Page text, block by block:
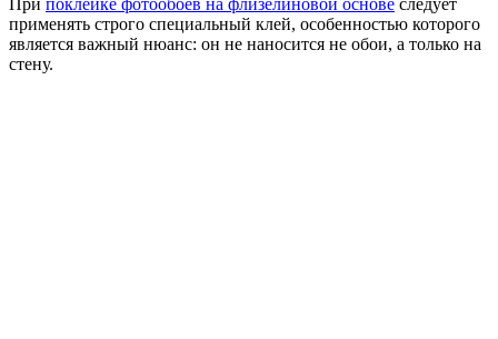
При поклейке фотообоев на флизелиновой основе следует
применять строго специальный клей, особенностью которого
является важный нюанс: он не наносится не обои, а только на
стену.